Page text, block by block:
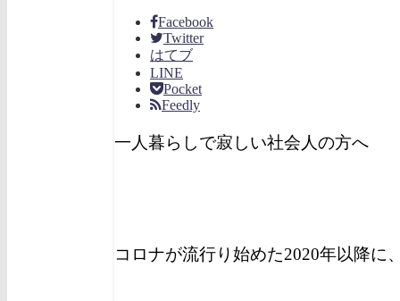
Facebook
Twitter
はてブ
LINE
Pocket
Feedly
一人暮らしで寂しい社会人の方へ
コロナが流行り始めた2020年以降